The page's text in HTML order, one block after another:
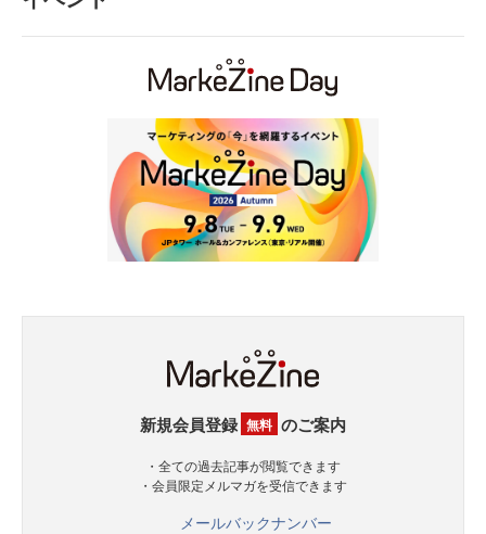
新規会員登録 無料 のご案内
・全ての過去記事が閲覧できます
・会員限定メルマガを受信できます
メールバックナンバー